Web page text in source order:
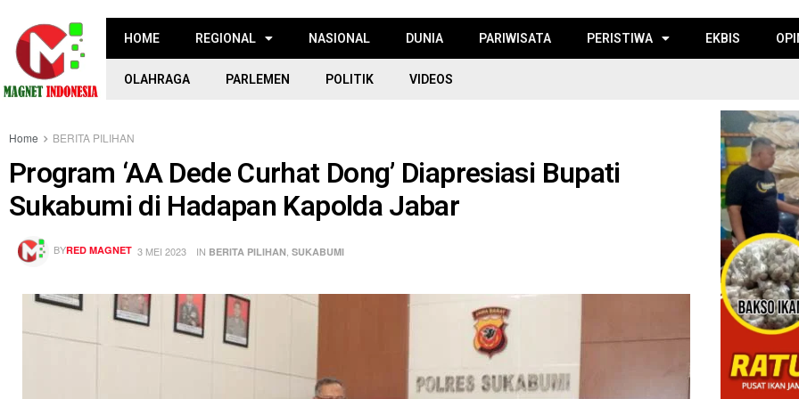
HOME REGIONAL NASIONAL DUNIA PARIWISATA PERISTIWA EKBIS
OLAHRAGA PARLEMEN POLITIK VIDEOS
Home BERITA PILIHAN
Program ‘AA Dede Curhat Dong’ Diapresiasi Bupati
Sukabumi di Hadapan Kapolda Jabar
BYRED MAGNET 3 MEI 2023 IN BERITA PILIHAN, SUKABUMI